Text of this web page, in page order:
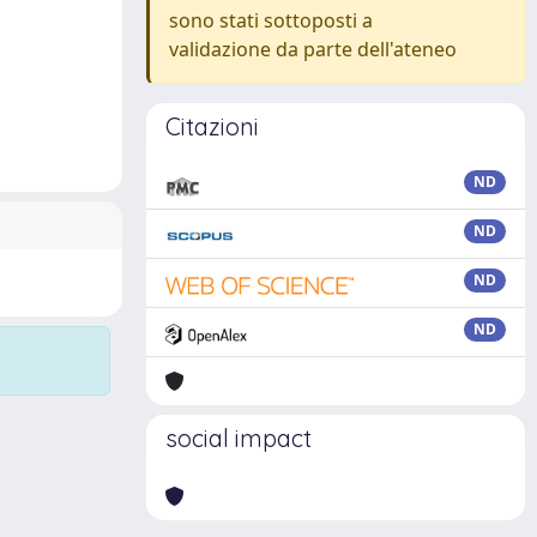
sono stati sottoposti a
validazione da parte dell'ateneo
Citazioni
ND
ND
ND
ND
social impact